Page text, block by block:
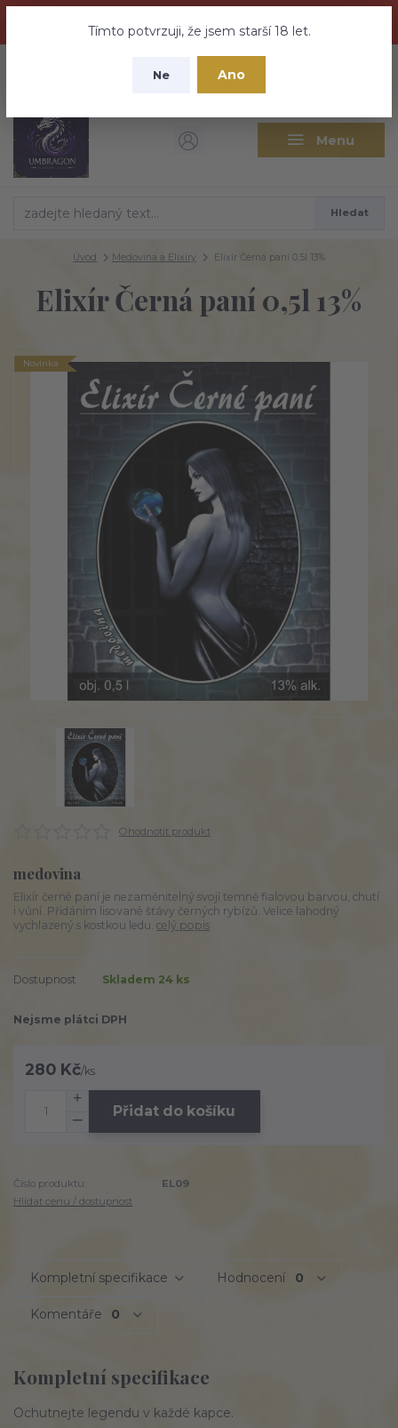
nebuďte vyděšeni zde najdete vše a ještě mnohem víc
Tímto potvrzuji, že jsem starší 18 let.
Ne Ano
Menu
CZK
Hledat
Úvod Medovina a Elixíry Elixír Černá paní 0,5l 13%
Elixír Černá paní 0,5l 13%
Novinka
Ohodnotit produkt
medovina
Elixír černé paní je nezaměnitelný svojí temně fialovou barvou, chutí
i vůní. Přidáním lisované šťávy černých rybízů. Velice lahodný
vychlazený s kostkou ledu. celý popis
Dostupnost Skladem 24 ks
Nejsme plátci DPH
280 Kč/ks
Přidat do košíku
Číslo produktu:
EL09
Hlídat cenu / dostupnost
Kompletní specifikace Hodnocení 0
Komentáře 0
Kompletní specifikace
Ochutnejte legendu v každé kapce.